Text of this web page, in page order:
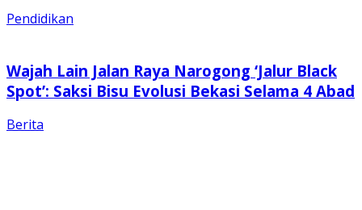
Pendidikan
Wajah Lain Jalan Raya Narogong ‘Jalur Black
Spot’: Saksi Bisu Evolusi Bekasi Selama 4 Abad
Berita